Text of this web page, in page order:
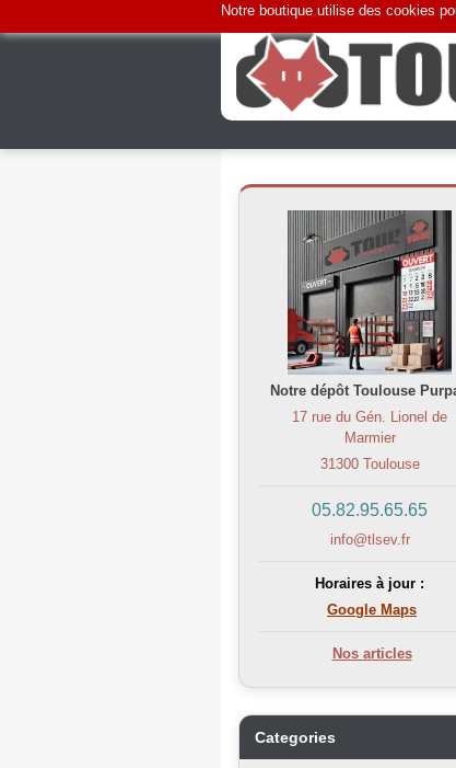
Notre boutique utilise des cookies
Notre dépôt Toulouse
17 rue du Gén. Lionel de
Marmier
31300 Toulouse
05.82.95.65.65
info@tlsev.fr
Horaires à jour :
Google Maps
Nos articles
Categories